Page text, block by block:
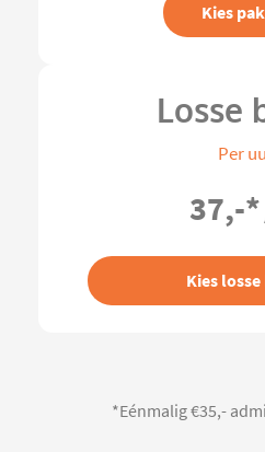
Kies
Losse
Per
37,-*
Kies
*Eénmalig €35,-